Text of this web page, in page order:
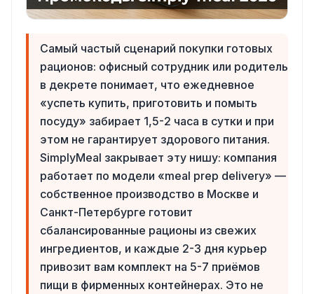
Самый частый сценарий покупки готовых
рационов: офисный сотрудник или родитель
в декрете понимает, что ежедневное
«успеть купить, приготовить и помыть
посуду» забирает 1,5-2 часа в сутки и при
этом не гарантирует здорового питания.
SimplyMeal закрывает эту нишу: компания
работает по модели «meal prep delivery» —
собственное производство в Москве и
Санкт-Петербурге готовит
сбалансированные рационы из свежих
ингредиентов, и каждые 2-3 дня курьер
привозит вам комплект на 5-7 приёмов
пищи в фирменных контейнерах. Это не